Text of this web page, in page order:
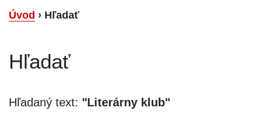
Úvod › Hľadať
Hľadať
Hľadaný text: "Literárny klub"